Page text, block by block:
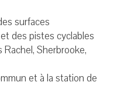
surfaces
des pistes cyclables
Sherbrooke,
et à la station de